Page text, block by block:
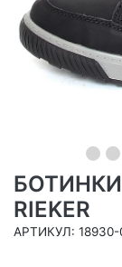
RIEKER
АРТИКУЛ: 18930-